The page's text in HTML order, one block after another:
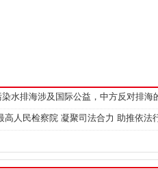
水排海涉及国际公益，中方反对排海
高人民检察院 凝聚司法合力 助推依法